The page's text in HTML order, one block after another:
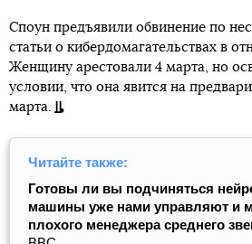
Споун предъявили обвинение по
статьи о кибердомагательствах в
Женщину арестовали 4 марта, но
условии, что она явится на
марта.
Читайте также:
Готовы ли вы подчиняться
машины уже нами управляют и
плохого менеджера среднего